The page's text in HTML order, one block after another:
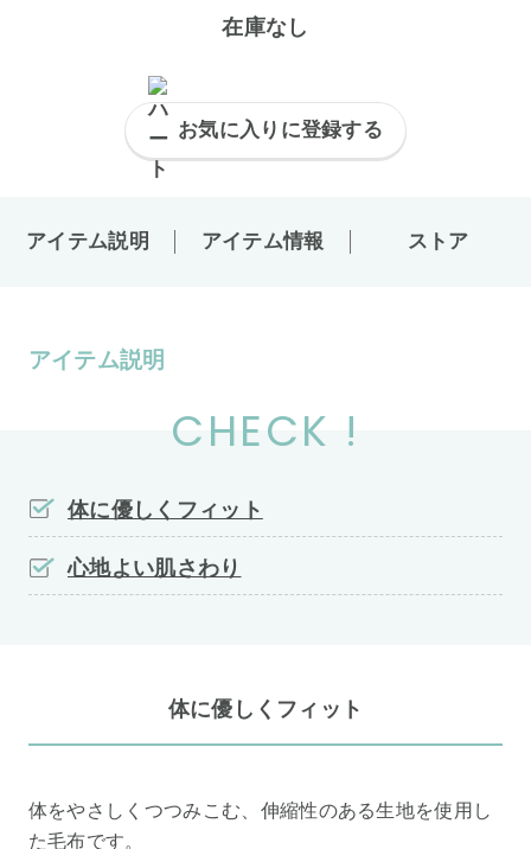
在庫なし
お気に入りに登録する
アイテム説明 アイテム情報 ストア
アイテム説明
CHECK !
体に優しくフィット
心地よい肌さわり
体に優しくフィット
体をやさしくつつみこむ、伸縮性のある生地を使用し
た毛布です。